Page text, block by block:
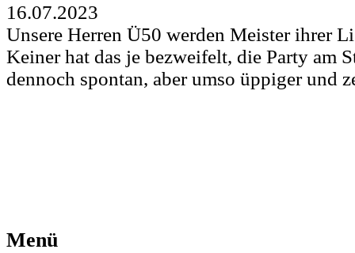
16.07.2023
Unsere Herren Ü50 werden Meister ihrer
Keiner hat das je bezweifelt, die Party am
dennoch spontan, aber umso üppiger und
Menü